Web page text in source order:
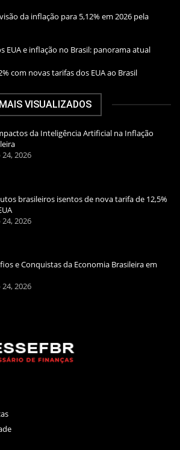
da inflação para 5,12% em 2026 pela
EUA e inflação no Brasil: panorama atual
com novas tarifas dos EUA ao Brasil
MAIS VISUALIZADOS
da Inteligência Artificial na Inflação
2026
brasileiros isentos de nova tarifa de 12,5%
2026
e Conquistas da Economia Brasileira em
2026